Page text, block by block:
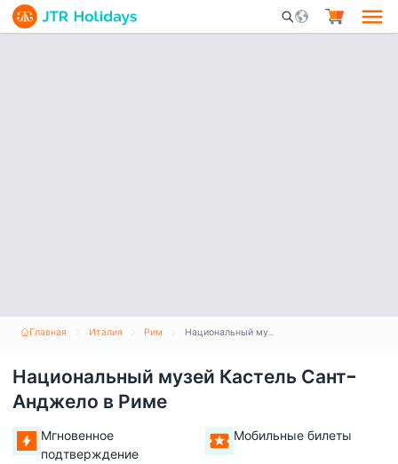
Mobile Search
Главная Италия Рим Национальный музей Кастель Сант-Анджело в Риме
Национальный музей Кастель Сант-
Анджело в Риме
Мгновенное
подтверждение
Мобильные билеты